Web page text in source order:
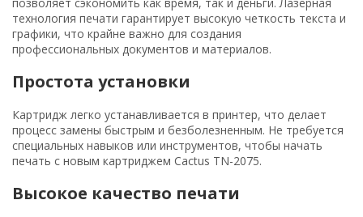
технология печати гарантирует высокую четкость текста и
графики, что крайне важно для создания
профессиональных документов и материалов.
Простота установки
Картридж легко устанавливается в принтер, что делает
процесс замены быстрым и безболезненным. Не требуется
специальных навыков или инструментов, чтобы начать
печать с новым картриджем Cactus TN-2075.
Высокое качество печати